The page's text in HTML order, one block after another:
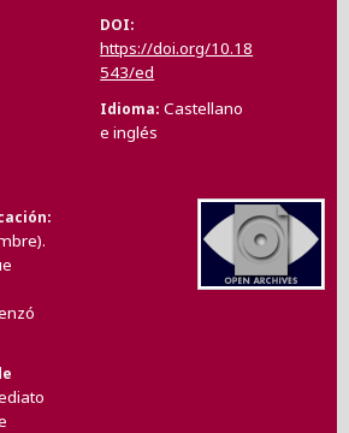
DOI
https://doi.org/10.18
543/ed
Idioma Castellano
e inglés